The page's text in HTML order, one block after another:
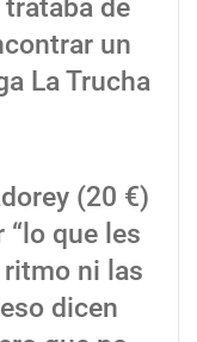
de
un
La Trucha
(20 €)
“lo que les
ritmo ni las
dicen